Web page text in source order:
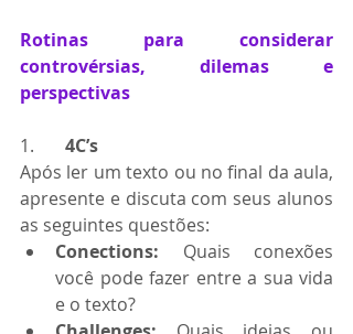
Rotinas para considerar
controvérsias, dilemas e
perspectivas
1. 4C’s
Após ler um texto ou no final da aula,
apresente e discuta com seus alunos
as seguintes questões:
Conections: Quais conexões
você pode fazer entre a sua vida
e o texto?